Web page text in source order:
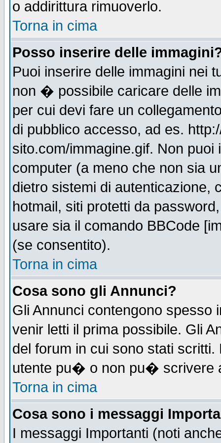
o addirittura rimuoverlo.
Torna in cima
Posso inserire delle
Puoi inserire delle immagini nei
non � possibile caricare delle
per cui devi fare un
di pubblico accesso, ad es.
sito.com/immagine.gif. Non
computer (a meno che non sia
dietro sistemi di autenticazione,
hotmail, siti protetti da
usare sia il comando BBCode
(se consentito).
Torna in cima
Cosa sono gli Annunci?
Gli Annunci contengono spesso
venir letti il prima possibile. Gli
del forum in cui sono stati
utente pu� o non pu� scrivere
Torna in cima
Cosa sono i messaggi
I messaggi Importanti (noti